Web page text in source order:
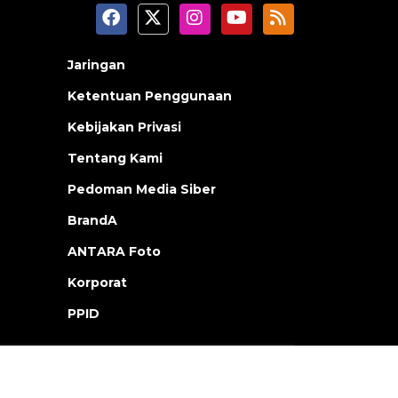
Jaringan
Ketentuan Penggunaan
Kebijakan Privasi
Tentang Kami
Pedoman Media Siber
BrandA
ANTARA Foto
Korporat
PPID